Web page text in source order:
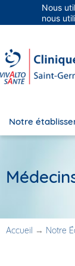
Groupe Vivalto
Notre
Accueil → Notre
Nous
nous